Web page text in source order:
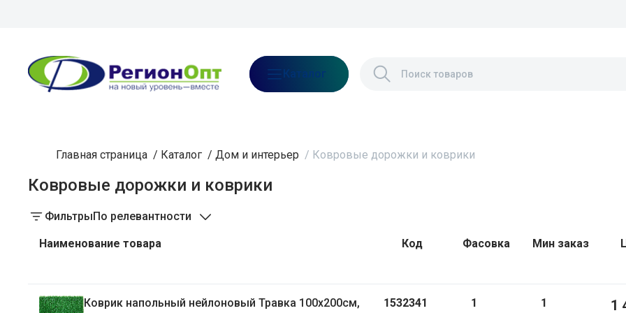
Каталог
Главная страница / Каталог / Дом и интерьер / Ковровые дорожки и коврики
Ковровые дорожки и коврики
ФильтрыПо релевантности
Наименование товара Код Фасовка Мин заказ
Коврик напольный нейлоновый Травка 100х200см,
1532341 1 1 1